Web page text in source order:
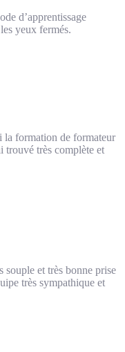
d’apprentissage
yeux fermés.
la formation de formateur
trouvé très complète et
souple et très bonne prise
très sympathique et